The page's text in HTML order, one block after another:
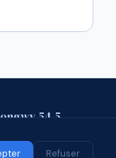
54.5
Refuser